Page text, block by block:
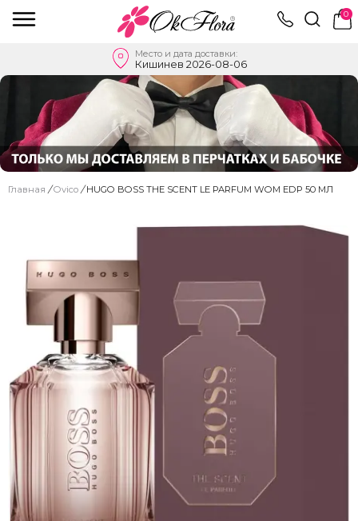
0
Место и дата доставки:
Кишинев 2026-08-06
Главная / Ovico / HUGO BOSS THE SCENT LE PARFUM WOM EDP 50 MЛ